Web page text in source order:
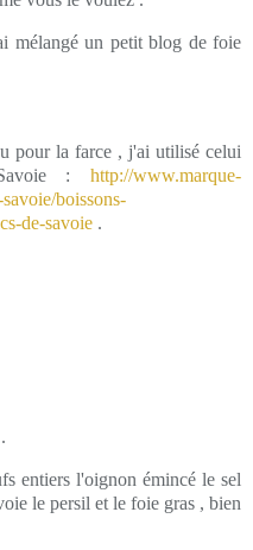
mélangé un petit blog de foie
pour la farce , j'ai utilisé celui
: http://www.marque-
boissons-
de-savoie .
entiers l'oignon émincé le sel
le persil et le foie gras , bien